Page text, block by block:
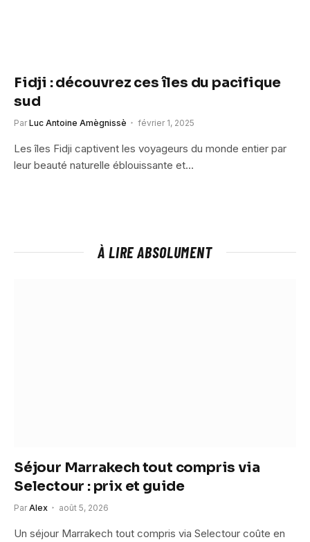
Fidji : découvrez ces îles du pacifique
sud
Par Luc Antoine Amègnissè février 1, 2025
Les îles Fidji captivent les voyageurs du monde entier par
leur beauté naturelle éblouissante et…
À LIRE ABSOLUMENT
Séjour Marrakech tout compris via
Selectour : prix et guide
Par Alex août 5, 2026
Un séjour Marrakech tout compris via Selectour coûte en